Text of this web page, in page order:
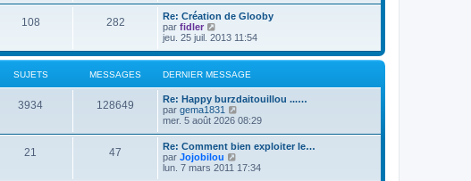
a
g
e
r
n
e
r
m
e
s
s
a
g
e
l
e
d
e
r
n
i
e
r
m
e
s
a
g
e
108 282
Re: Création de Glooby
par fidler
o
r
e
d
e
r
n
i
e
r
m
jeu. 25 juil. 2013 11:54
SUJETS MESSAGES DERNIER MESSAGE
3934 128649
Re: Happy burzdaitouillou ...…
par gema1831
o
r
l
e
d
mer. 5 août 2026 08:29
21 47
Re: Comment bien exploiter le…
par Jojobilou
o
lun. 7 mars 2011 17:34